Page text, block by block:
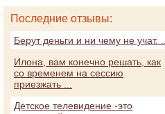
Последние отзывы:
Берут деньги и ни чему не учат. ...
Илона, вам конечно решать, как
со временем на сессию
приезжать ...
Детское телевидение -это